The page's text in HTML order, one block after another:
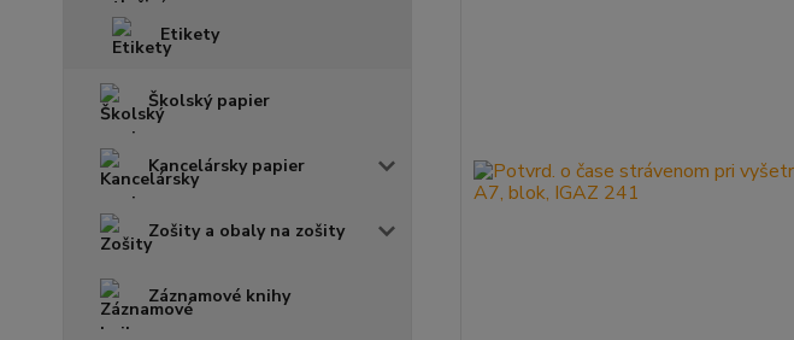
Etikety
Školský papier
Kancelársky papier
Zošity a obaly na zošity
Záznamové knihy